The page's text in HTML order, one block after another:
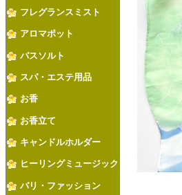
フレグランスミスト
アロマポット
バスソルト
スパ・エステ用品
お香
お香立て
キャンドルホルダー
ヒーリングミュージック
バリ・ファッション